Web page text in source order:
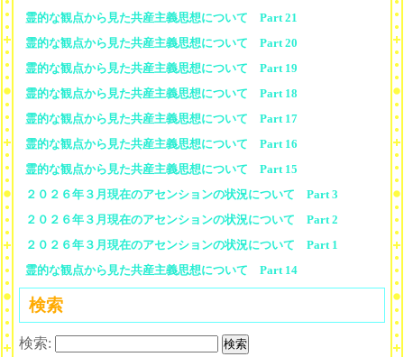
霊的な観点から見た共産主義思想について Part 21
霊的な観点から見た共産主義思想について Part 20
霊的な観点から見た共産主義思想について Part 19
霊的な観点から見た共産主義思想について Part 18
霊的な観点から見た共産主義思想について Part 17
霊的な観点から見た共産主義思想について Part 16
霊的な観点から見た共産主義思想について Part 15
２０２６年３月現在のアセンションの状況について Part 3
２０２６年３月現在のアセンションの状況について Part 2
２０２６年３月現在のアセンションの状況について Part 1
霊的な観点から見た共産主義思想について Part 14
検索
検索: